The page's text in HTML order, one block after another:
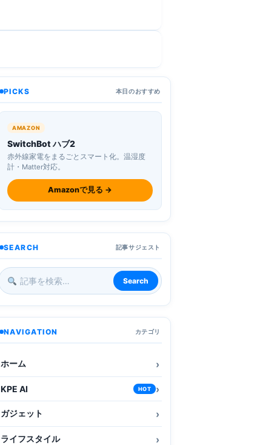
PICKS 本日のおすすめ
AMAZON
SwitchBot ハブ2
赤外線家電をまるごとスマート化。温湿度
計・Matter対応。
Amazonで見る →
SEARCH 記事サジェスト
Search
NAVIGATION カテゴリ
ホーム
KPE AI HOT
ガジェット
ライフスタイル